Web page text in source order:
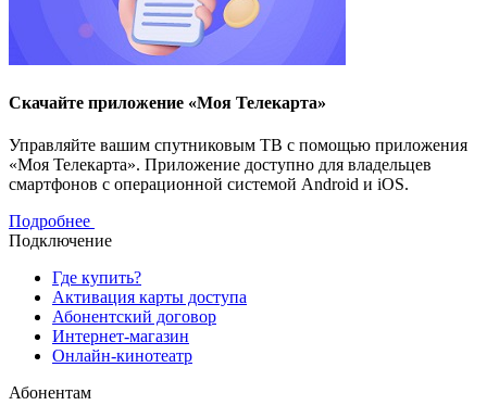
Скачайте приложение «Моя Телекарта»
Управляйте вашим спутниковым ТВ с помощью приложения
«Моя Телекарта». Приложение доступно для владельцев
смартфонов с операционной системой Android и iOS.
Подробнее
Подключение
Где купить?
Активация карты доступа
Абонентский договор
Интернет-магазин
Онлайн-кинотеатр
Абонентам